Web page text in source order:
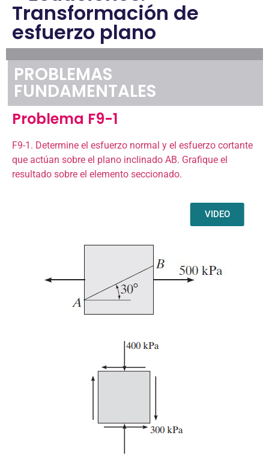
Transformación de
esfuerzo plano
PROBLEMAS
FUNDAMENTALES
Problema F9-1
F9-1. Determine el esfuerzo normal y el esfuerzo cortante
que actúan sobre el plano inclinado AB. Grafique el
resultado sobre el elemento seccionado.
VIDEO